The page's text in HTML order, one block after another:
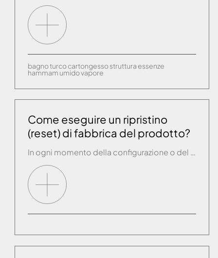
bagno turcocartongessostruttura essenze
hammam umidovapore
Come eseguire un ripristino
(reset) di fabbrica del prodotto?
In ogni momento della configurazione o del funzionamento del prodotto Effe tramite la app, nel caso in cui il prodotto o la app non si comportino correttamente o non funzionino completamente è possibile effettuare una procedura di RESET che permette il ripristino del modulo wifi all’ interno del prodotto Effe allo stato originale, prima della […]